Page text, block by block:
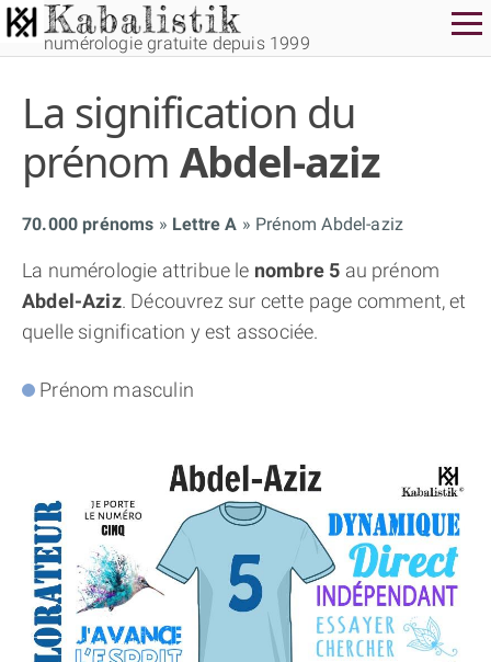
numérologie gratuite depuis 1999
La signification du
prénom Abdel-aziz
70.000 prénoms Lettre A Prénom Abdel-aziz
La numérologie attribue le nombre 5 au prénom
Abdel-Aziz. Découvrez sur cette page comment, et
quelle signification y est associée.
Prénom masculin
THÈME GRATUIT
THÈME NUMÉROLOGIQUE APPROFONDI
THÈME TEMPOREL
THÈME « DOUBLE JE »
APPRENDRE LA NUMÉROLOGIE
EXPLORER LA NUMÉROLOGIE